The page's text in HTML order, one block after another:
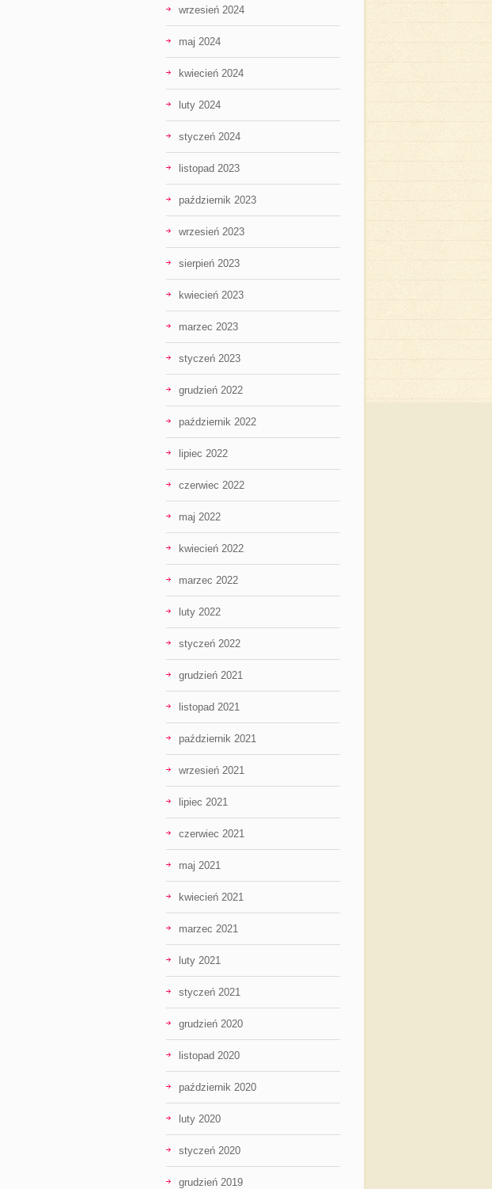
wrzesień 2024
maj 2024
kwiecień 2024
luty 2024
styczeń 2024
listopad 2023
październik 2023
wrzesień 2023
sierpień 2023
kwiecień 2023
marzec 2023
styczeń 2023
grudzień 2022
październik 2022
lipiec 2022
czerwiec 2022
maj 2022
kwiecień 2022
marzec 2022
luty 2022
styczeń 2022
grudzień 2021
listopad 2021
październik 2021
wrzesień 2021
lipiec 2021
czerwiec 2021
maj 2021
kwiecień 2021
marzec 2021
luty 2021
styczeń 2021
grudzień 2020
listopad 2020
październik 2020
luty 2020
styczeń 2020
grudzień 2019